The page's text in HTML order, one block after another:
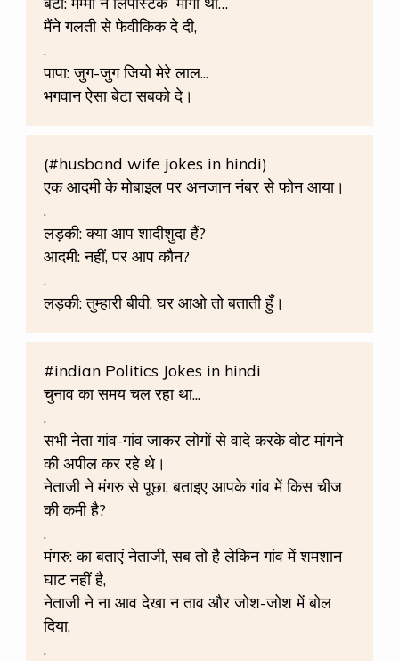
मैंने गलती से फेवीकिक दे दी,
.
पापा: जुग-जुग जियो मेरे लाल...
भगवान ऐसा बेटा सबको दे।
(#husband wife jokes in hindi)
एक आदमी के मोबाइल पर अनजान नंबर से फोन आया।
.
लड़की: क्या आप शादीशुदा हैं?
आदमी: नहीं, पर आप कौन?
.
लड़की: तुम्हारी बीवी, घर आओ तो बताती हुँ।
#indian Politics Jokes in hindi
चुनाव का समय चल रहा था...
.
सभी नेता गांव-गांव जाकर लोगों से वादे करके वोट मांगने
की अपील कर रहे थे।
नेताजी ने मंगरु से पूछा, बताइए आपके गांव में किस चीज
की कमी है?
.
मंगरु: का बताएं नेताजी, सब तो है लेकिन गांव में शमशान
घाट नहीं है,
नेताजी ने ना आव देखा न ताव और जोश-जोश में बोल
दिया,
.